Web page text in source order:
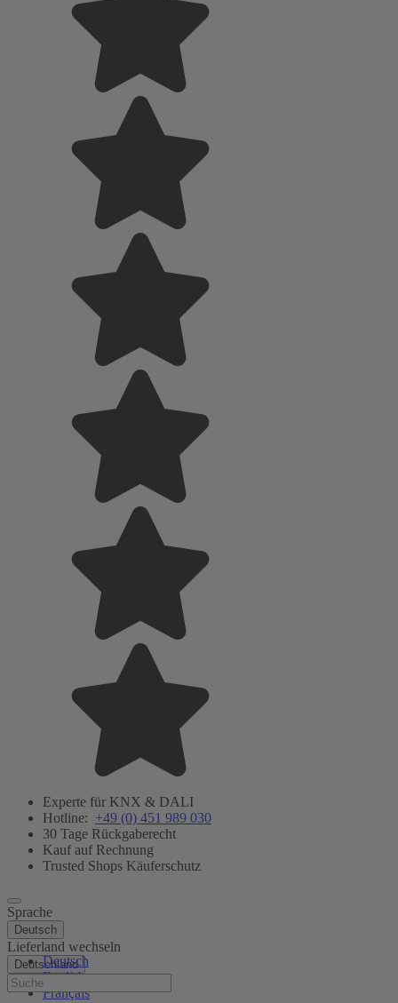
Experte für KNX & DALI
Hotline: +49 (0) 451 989 030
30 Tage Rückgaberecht
Kauf auf Rechnung
Trusted Shops Käuferschutz
Sprache
Deutsch
Deutsch
English
Français
Lieferland wechseln
Deutschland
Hilfe